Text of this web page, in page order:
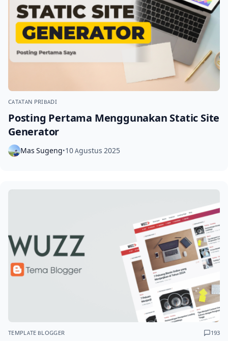
CATATAN PRIBADI
Posting Pertama Menggunakan Static Site
Generator
Mas Sugeng•10 Agustus 2025
TEMPLATE BLOGGER 193